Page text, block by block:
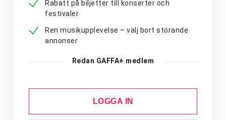
Rabatt på biljetter till konserter och
festivaler
Ren musikupplevelse – välj bort störande
annonser
Redan GAFFA+ medlem
LOGGA IN